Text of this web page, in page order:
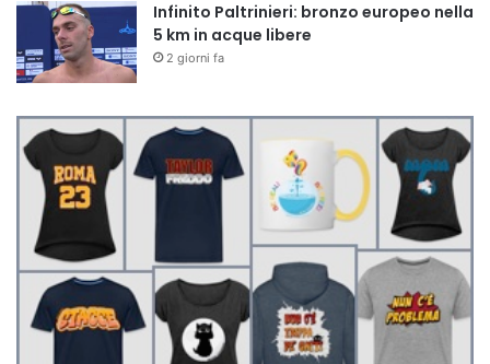
Infinito Paltrinieri: bronzo europeo nella
5 km in acque libere
2 giorni fa